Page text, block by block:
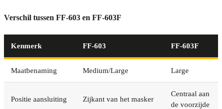
Verschil tussen FF-603 en FF-603F
Kenmerk FF-603 FF-603F
Maatbenaming Medium/Large Large
Positie aansluiting Zijkant van het masker
Centraal aan
de voorzijde